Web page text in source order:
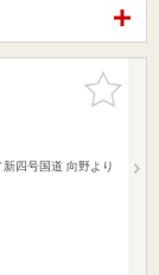
お気に入
りに追加
四号国道 向野より